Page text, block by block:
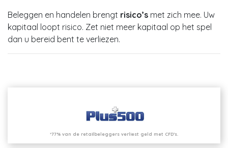
Beleggen en handelen brengt risico’s met zich mee. Uw
kapitaal loopt risico. Zet niet meer kapitaal op het spel
dan u bereid bent te verliezen.
*77% van de retailbeleggers verliest geld met CFD’s.